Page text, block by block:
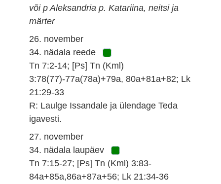
või p Aleksandria p. Katariina, neitsi ja
märter
26. november
34. nädala reede
Tn 7:2-14; [Ps] Tn (Kml)
3:78(77)-77a(78a)+79a, 80a+81a+82; Lk
21:29-33
R: Laulge Issandale ja ülendage Teda
igavesti.
27. november
34. nädala laupäev
Tn 7:15-27; [Ps] Tn (Kml) 3:83-
84a+85a,86a+87a+56; Lk 21:34-36